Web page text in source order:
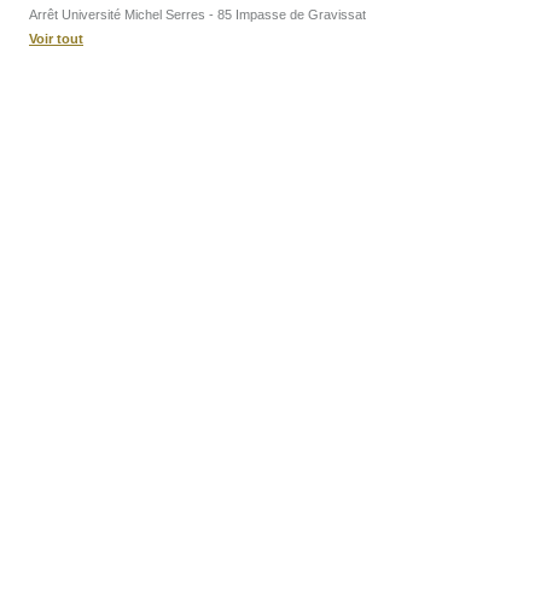
Arrêt Université Michel Serres - 85 Impasse de Gravissat
Voir tout